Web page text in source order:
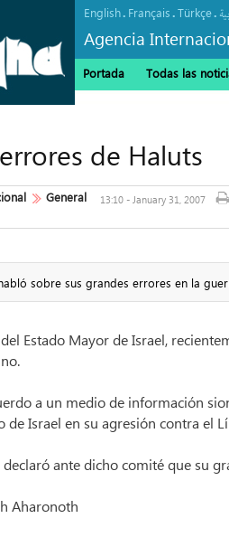
English. Français.Türkçe.
Agencia
Portada Todas las
de Haluts
General
13:10 - January 31, 2007
sobre sus grandes errores en la
Estado Mayor de Israel,
a un medio de información
de Israel en su agresión contra el
declaró ante dicho comité que su
Aharonoth